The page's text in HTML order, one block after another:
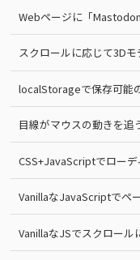
Webページに「
スクロールに応じて3D
localStorageで保存可能
目線がマウスの動きを追
CSS+JavaScriptでロー
VanillaなJavaScriptでペ
VanillaなJSでスクロー